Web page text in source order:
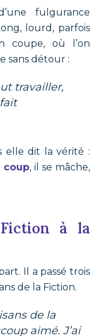
fulgurance
lourd, parfois
coupe, où l’on
sans détour :
travailler,
elle dit la vérité :
coup, il se mâche,
à la
Il a passé trois
de la Fiction.
de la
aimé. J’ai